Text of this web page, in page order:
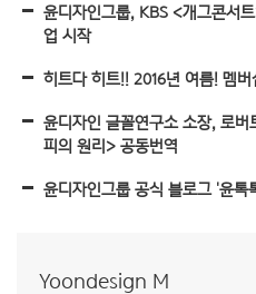
윤디자인그룹, KBS <개그콘서
업 시작
히트다 히트!! 2016년 여름! 멤
윤디자인 글꼴연구소 소장, 로
피의 원리> 공동번역
윤디자인그룹 공식 블로그 '윤
Yoondesign M